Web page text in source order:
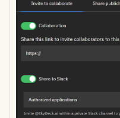
6 de diciembre de 2024
29 de noviembre de
15 de noviembre de 2024